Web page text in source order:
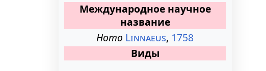
Международное научное
название
Homo Linnaeus, 1758
Виды